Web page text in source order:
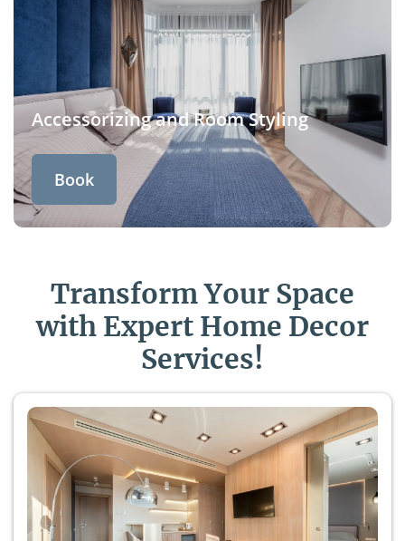
Accessorizing and Room Styling
Book
Transform Your Space
with Expert Home Decor
Services!